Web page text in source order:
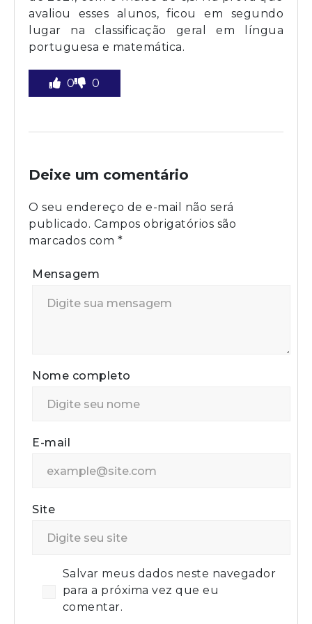
avaliou esses alunos, ficou em segundo
lugar na classificação geral em língua
portuguesa e matemática.
0 0
Deixe um comentário
O seu endereço de e-mail não será
publicado. Campos obrigatórios são
marcados com *
Mensagem
Nome completo
E-mail
Site
Salvar meus dados neste navegador
para a próxima vez que eu
comentar.